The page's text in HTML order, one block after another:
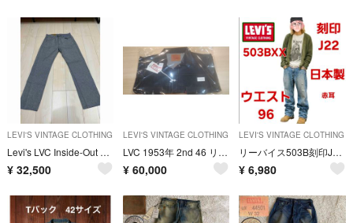
LEVI'S VINTAGE CLOTHING
Levi's LVC Inside-Out 501 W32 新品 501本限定
¥ 32,500
LEVI'S VINTAGE CLOTHING
LVC 1953年 2nd 46 リーバイス
¥ 60,000
LEVI'S VINTAGE CLOTHING
リーバイス503B刻印J22 日本製 ヴィンテージ 赤耳隠しリベット34
¥ 6,980